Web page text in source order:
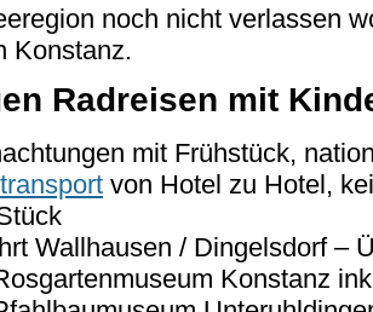
noch nicht verlassen
Konstanz.
Radreisen mit
mit Frühstück,
von Hotel zu Hotel,
Wallhausen / Dingelsdorf –
Konstanz